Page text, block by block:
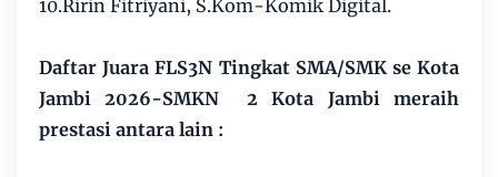
10.Ririn Fitriyani, S.Kom-Komik Digital.
Daftar Juara FLS3N Tingkat SMA/SMK se Kota
Jambi 2026-SMKN 2 Kota Jambi meraih
prestasi antara lain :